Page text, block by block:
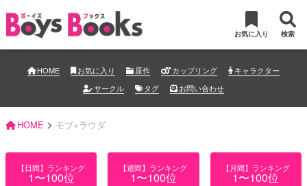
お気に入り 検索
HOME お気に入り 原作 カップリング
キャラクター
サークル
タグ お問い合わせ
HOME > モブ×ラウダ
【日間】ランキング
1〜100位
【週間】ランキング
1〜100位
【月間】ランキング
1〜100位